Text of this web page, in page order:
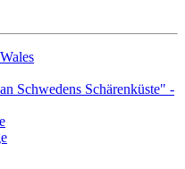
Schwedens Schärenküste" -